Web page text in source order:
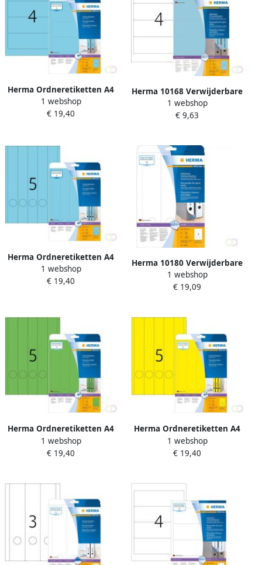
Herma Ordneretiketten A4
192 x 61 mm blauw
permanent hechtend
1 webshop
€ 19,40
Herma 10168 Verwijderbare
ordneretiketten A4 192 x 61
mm blauw ondoorzichtig
1 webshop
€ 9,63
Herma Ordneretiketten A4
38 x 297 mm blauw
permanent hechtend
1 webshop
€ 19,40
Herma 10180 Verwijderbare
ordneretiketten A4 59 x 297
mm wit ondoorzichtig
1 webshop
€ 19,09
Herma Ordneretiketten A4
38 x 297 mm groen
permanent hechtend
1 webshop
€ 19,40
Herma Ordneretiketten A4
38 x 297 mm geel
permanent hechtend
1 webshop
€ 19,40